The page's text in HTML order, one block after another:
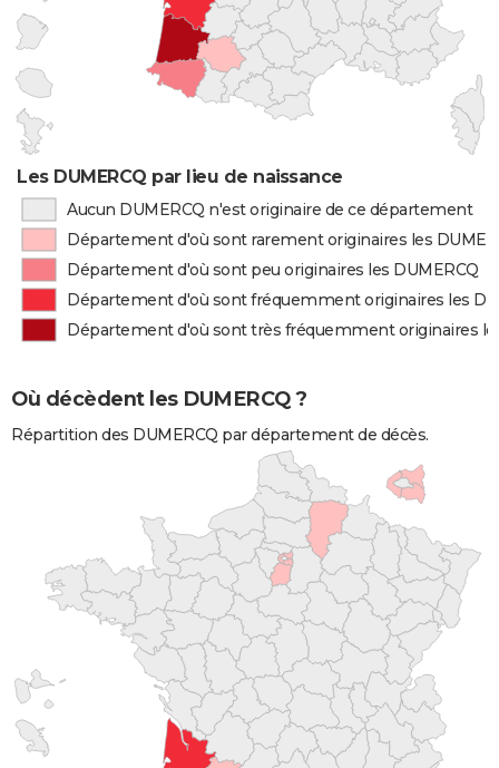
Les DUMERCQ par lieu de naissance
Aucun DUMERCQ n'est originaire de ce département
Département d'où sont rarement originaires les
Département d'où sont peu originaires les DUMERCQ
Département d'où sont fréquemment originaires les
Département d'où sont très fréquemment originaires
Où décèdent les DUMERCQ ?
Répartition des DUMERCQ par département de décès.